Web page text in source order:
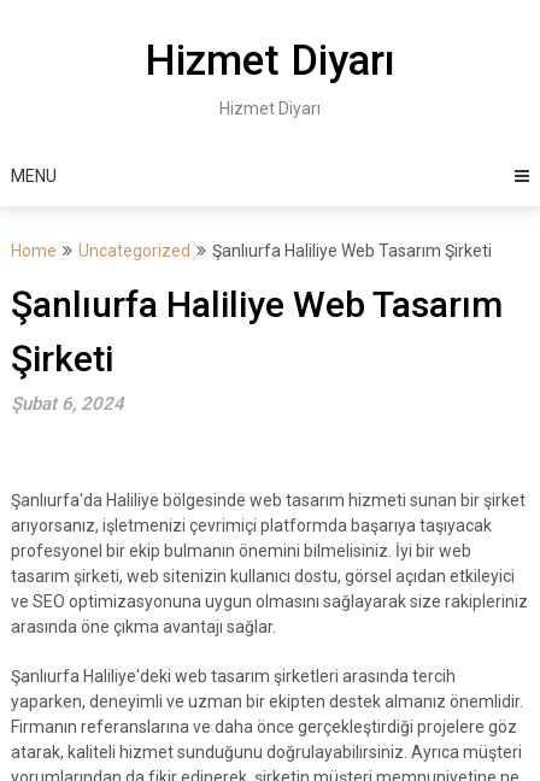
Hizmet Diyarı
Hizmet Diyarı
MENU
Home Uncategorized Şanlıurfa Haliliye Web Tasarım Şirketi
Şanlıurfa Haliliye Web Tasarım
Şirketi
Şubat 6, 2024
Şanlıurfa'da Haliliye bölgesinde web tasarım hizmeti sunan bir şirket
arıyorsanız, işletmenizi çevrimiçi platformda başarıya taşıyacak
profesyonel bir ekip bulmanın önemini bilmelisiniz. İyi bir web
tasarım şirketi, web sitenizin kullanıcı dostu, görsel açıdan etkileyici
ve SEO optimizasyonuna uygun olmasını sağlayarak size rakipleriniz
arasında öne çıkma avantajı sağlar.
Şanlıurfa Haliliye'deki web tasarım şirketleri arasında tercih
yaparken, deneyimli ve uzman bir ekipten destek almanız önemlidir.
Firmanın referanslarına ve daha önce gerçekleştirdiği projelere göz
atarak, kaliteli hizmet sunduğunu doğrulayabilirsiniz. Ayrıca müşteri